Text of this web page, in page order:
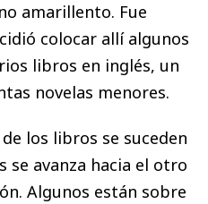
amarillento. Fue
colocar allí algunos
libros en inglés, un
novelas menores.
los libros se suceden
avanza hacia el otro
Algunos están sobre